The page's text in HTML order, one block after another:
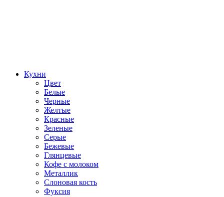
Кухни
Цвет
Белые
Черные
Желтые
Красные
Зеленые
Серые
Бежевые
Глянцевые
Кофе с молоком
Металлик
Слоновая кость
Фуксия